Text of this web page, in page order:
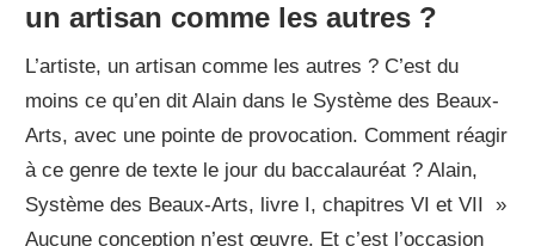
un artisan comme les autres ?
L’artiste, un artisan comme les autres ? C’est du
moins ce qu’en dit Alain dans le Système des Beaux-
Arts, avec une pointe de provocation. Comment réagir
à ce genre de texte le jour du baccalauréat ? Alain,
Système des Beaux-Arts, livre I, chapitres VI et VII »
Aucune conception n’est œuvre. Et c’est l’occasion